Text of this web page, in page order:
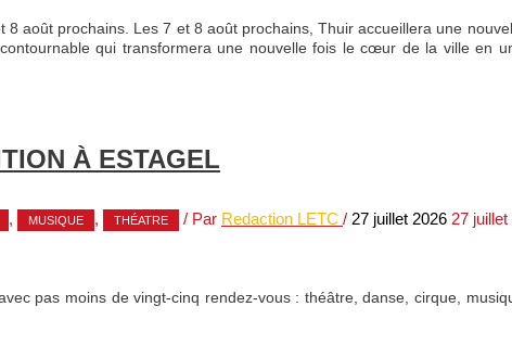
août prochains. Les 7 et 8 août prochains, Thuir accueillera une
qui transformera une nouvelle fois le cœur de la ville en
À ESTAGEL
, MUSIQUE , THÉATRE / Par Redaction LETC / 27 juillet 2026 27 juillet
pas moins de vingt-cinq rendez-vous : théâtre, danse, cirque,